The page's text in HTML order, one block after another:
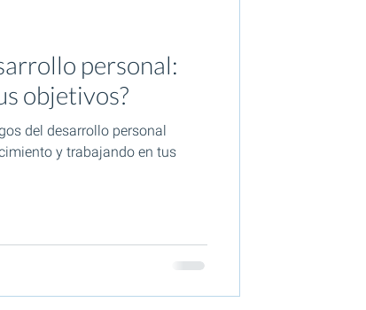
personal:
objetivos?
del desarrollo personal
y trabajando en tus